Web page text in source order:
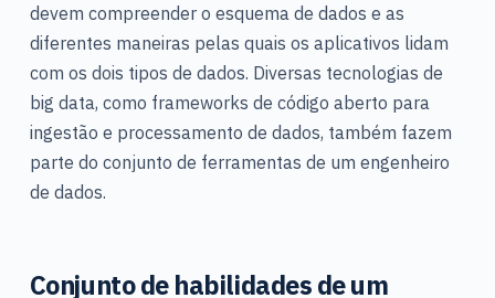
devem compreender o esquema de dados e as
diferentes maneiras pelas quais os aplicativos lidam
com os dois tipos de dados. Diversas tecnologias de
big data, como frameworks de código aberto para
ingestão e processamento de dados, também fazem
parte do conjunto de ferramentas de um engenheiro
de dados.
Conjunto de habilidades de um